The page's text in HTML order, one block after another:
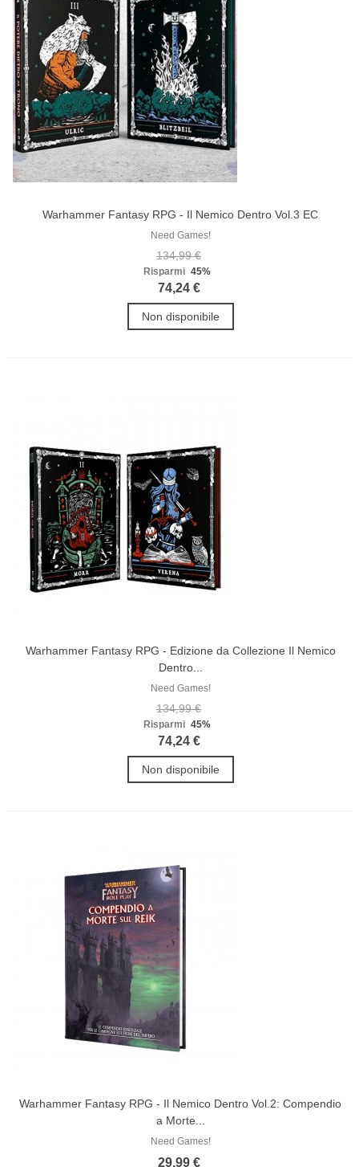
Warhammer Fantasy RPG - Il Nemico Dentro Vol.3 EC
Need Games!
134,99 €
Risparmi 45%
74,24 €
Non disponibile
Warhammer Fantasy RPG - Edizione da Collezione Il Nemico
Dentro...
Need Games!
134,99 €
Risparmi 45%
74,24 €
Non disponibile
Warhammer Fantasy RPG - Il Nemico Dentro Vol.2: Compendio
a Morte...
Need Games!
29,99 €